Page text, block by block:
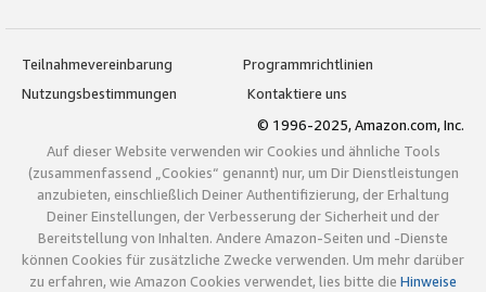
Teilnahmevereinbarung
Programmrichtlinien
Nutzungsbestimmungen
Kontaktiere uns
© 1996-2025, Amazon.com, Inc.
Auf dieser Website verwenden wir Cookies und ähnliche Tools
(zusammenfassend „Cookies“ genannt) nur, um Dir Dienstleistungen
anzubieten, einschließlich Deiner Authentifizierung, der Erhaltung
Deiner Einstellungen, der Verbesserung der Sicherheit und der
Bereitstellung von Inhalten. Andere Amazon-Seiten und -Dienste
können Cookies für zusätzliche Zwecke verwenden. Um mehr darüber
zu erfahren, wie Amazon Cookies verwendet, lies bitte die Hinweise